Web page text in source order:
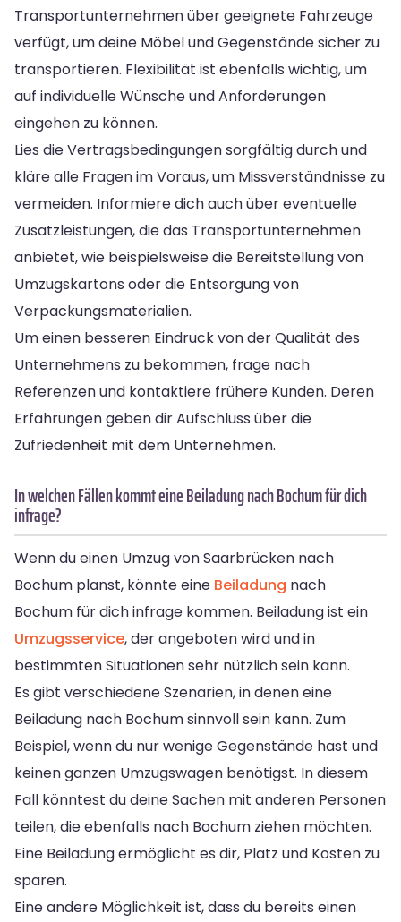
Transportunternehmen über geeignete Fahrzeuge
verfügt, um deine Möbel und Gegenstände sicher zu
transportieren. Flexibilität ist ebenfalls wichtig, um
auf individuelle Wünsche und Anforderungen
eingehen zu können.
Lies die Vertragsbedingungen sorgfältig durch und
kläre alle Fragen im Voraus, um Missverständnisse zu
vermeiden. Informiere dich auch über eventuelle
Zusatzleistungen, die das Transportunternehmen
anbietet, wie beispielsweise die Bereitstellung von
Umzugskartons oder die Entsorgung von
Verpackungsmaterialien.
Um einen besseren Eindruck von der Qualität des
Unternehmens zu bekommen, frage nach
Referenzen und kontaktiere frühere Kunden. Deren
Erfahrungen geben dir Aufschluss über die
Zufriedenheit mit dem Unternehmen.
In welchen Fällen kommt eine Beiladung nach Bochum für dich
infrage?
Wenn du einen Umzug von Saarbrücken nach
Bochum planst, könnte eine Beiladung nach
Bochum für dich infrage kommen. Beiladung ist ein
Umzugsservice, der angeboten wird und in
bestimmten Situationen sehr nützlich sein kann.
Es gibt verschiedene Szenarien, in denen eine
Beiladung nach Bochum sinnvoll sein kann. Zum
Beispiel, wenn du nur wenige Gegenstände hast und
keinen ganzen Umzugswagen benötigst. In diesem
Fall könntest du deine Sachen mit anderen Personen
teilen, die ebenfalls nach Bochum ziehen möchten.
Eine Beiladung ermöglicht es dir, Platz und Kosten zu
sparen.
Eine andere Möglichkeit ist, dass du bereits einen